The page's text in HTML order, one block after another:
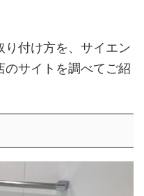
り付け方を、サイエン
のサイトを調べてご紹